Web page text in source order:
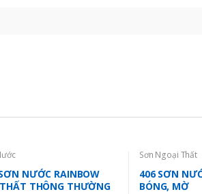
NƯỚC RAINBOW
THÔNG THƯỜNG
Sơn Ngoại Thất
406 SƠN
BÓNG, MỜ